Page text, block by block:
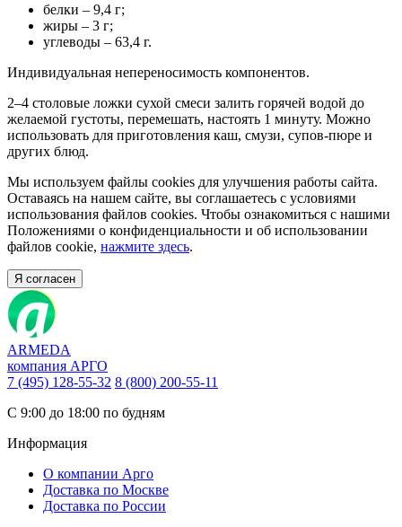
белки – 9,4 г;
жиры – 3 г;
углеводы – 63,4 г.
Индивидуальная непереносимость компонентов.
2–4 столовые ложки сухой смеси залить горячей водой до
желаемой густоты, перемешать, настоять 1 минуту. Можно
использовать для приготовления каш, смузи, супов-пюре и
других блюд.
Мы используем файлы cookies для улучшения работы сайта.
Оставаясь на нашем сайте, вы соглашаетесь с условиями
использования файлов cookies. Чтобы ознакомиться с нашими
Положениями о конфиденциальности и об использовании
файлов cookie, нажмите здесь.
Я согласен
ARMEDA
компания АРГО
7 (495) 128-55-32 8 (800) 200-55-11
С 9:00 до 18:00 по будням
Информация
О компании Арго
Доставка по Москве
Доставка по России